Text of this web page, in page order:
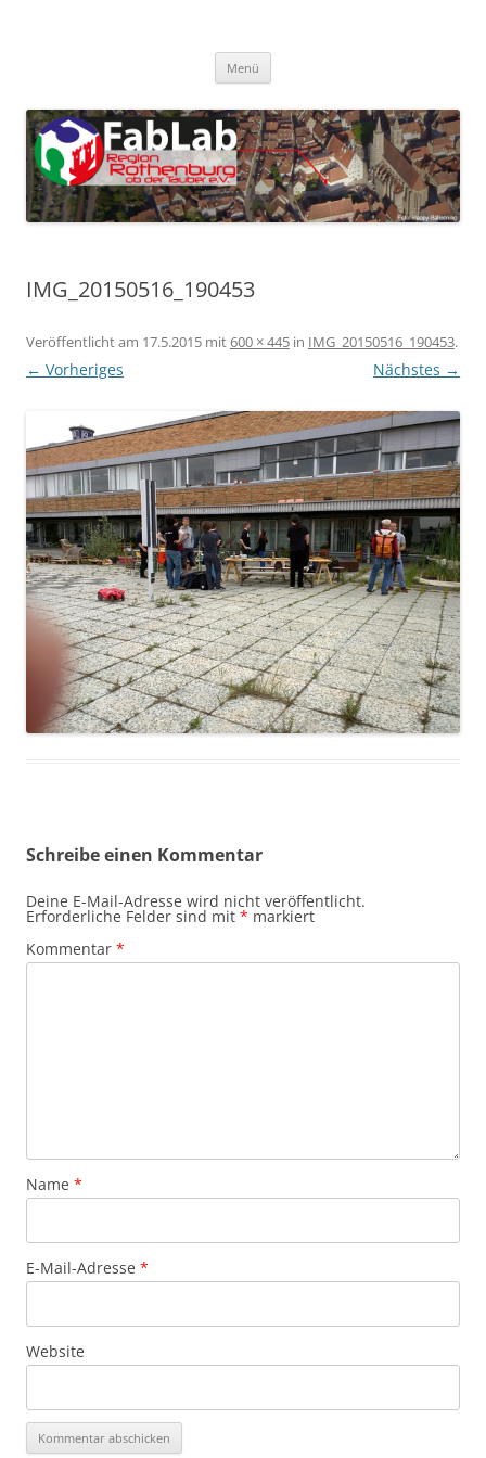
Menü
IMG_20150516_190453
Veröffentlicht am 17.5.2015 mit600 × 445 in IMG_20150516_190453.
← Vorheriges Nächstes →
Schreibe einen Kommentar
Deine E-Mail-Adresse wird nicht veröffentlicht.
Erforderliche Felder sind mit * markiert
Kommentar *
Name *
E-Mail-Adresse *
Website